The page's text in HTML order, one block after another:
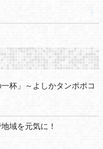
杯」～よしかタンポポコ
域を元気に！